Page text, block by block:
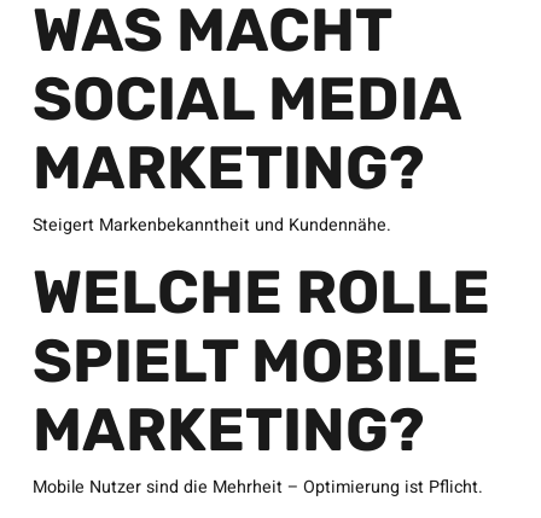
WAS MACHT
SOCIAL MEDIA
MARKETING?
Steigert Markenbekanntheit und Kundennähe.
WELCHE ROLLE
SPIELT MOBILE
MARKETING?
Mobile Nutzer sind die Mehrheit – Optimierung ist Pflicht.